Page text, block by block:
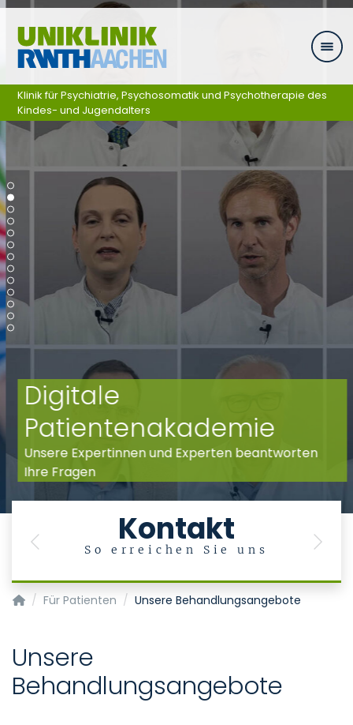
Skip navigation
Digitale
Patientenakademie
Unsere Expertinnen und Experten beantworten
Ihre Fragen
Kontakt
So erreichen Sie uns
Previous Next
Klinik für Psychiatrie, Psychosomatik und Psychotherapie des
Kindes- und Jugendalters
Klinik für Psychiatrie, Psychosomatik und Psychotherapie
Für Patienten Unsere Behandlungsangebote
Unsere
Behandlungsangebote